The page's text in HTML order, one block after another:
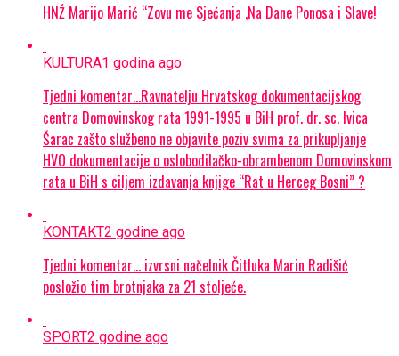
HNŽ Marijo Marić “Zovu me Sjećanja ,Na Dane Ponosa i Slave!
KULTURA1 godina ago
Tjedni komentar…Ravnatelju Hrvatskog dokumentacijskog
centra Domovinskog rata 1991-1995 u BiH prof. dr. sc. Ivica
Šarac zašto službeno ne objavite poziv svima za prikupljanje
HVO dokumentacije o oslobodilačko-obrambenom Domovinskom
rata u BiH s ciljem izdavanja knjige “Rat u Herceg Bosni” ?
KONTAKT2 godine ago
Tjedni komentar… izvrsni načelnik Čitluka Marin Radišić
posložio tim brotnjaka za 21 stoljeće.
SPORT2 godine ago